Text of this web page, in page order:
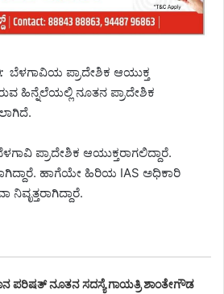
ಬೆಳಗಾವಿಯ ಪ್ರಾದೇಶಿಕ ಆಯುಕ್ತ
ಹಿನ್ನೆಲೆಯಲ್ಲಿ ನೂತನ ಪ್ರಾದೇಶಿಕ
ಪ್ರಾದೇಶಿಕ ಆಯುಕ್ತರಾಗಲಿದ್ದಾರೆ.
ಹಾಗೆಯೇ ಹಿರಿಯ IAS ಅಧಿಕಾರಿ
ಪರಿಷತ್ ನೂತನ ಸದಸ್ಯೆ ಗಾಯತ್ರಿ ಶಾಂತೇಗೌಡ